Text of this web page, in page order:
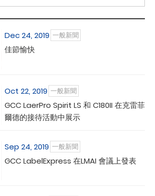
Dec 24, 2019 一般新聞
佳節愉快
Oct 22, 2019 一般新聞
GCC LaerPro Spirit LS 和 C180II 在克雷菲
爾德的接待活動中展示
Sep 24, 2019 一般新聞
GCC LabelExpress 在LMAI 會議上發表